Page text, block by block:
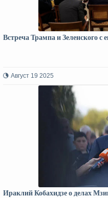
Встреча Трампа и Зеленского с
Август 19 2025
Ираклий Кобахидзе о делах